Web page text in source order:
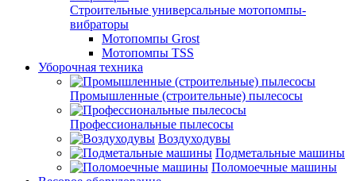
Строительные универсальные мотопомпы-
вибраторы
Мотопомпы Grost
Мотопомпы TSS
Уборочная техника
Промышленные (строительные) пылесосы
Профессиональные пылесосы
Воздуходувы
Подметальные машины
Поломоечные машины